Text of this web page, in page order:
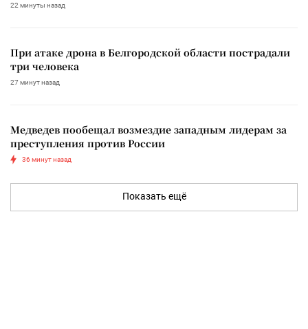
22 минуты назад
При атаке дрона в Белгородской области пострадали
три человека
27 минут назад
Медведев пообещал возмездие западным лидерам за
преступления против России
36 минут назад
Показать ещё